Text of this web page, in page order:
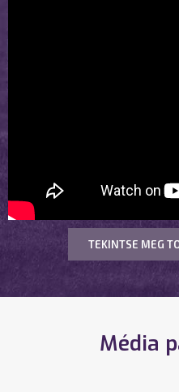
TEKINTSE MEG
Média